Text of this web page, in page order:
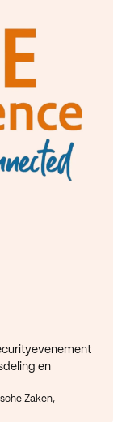
en
Zaken,